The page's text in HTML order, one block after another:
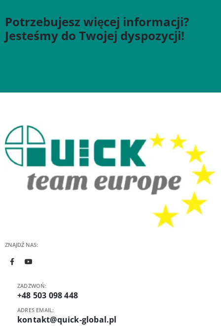
Potrzebujesz więcej informacji?
Jesteśmy do Twojej dyspozycji!
ZNAJDŹ NAS:
ZADZWOŃ:
+48 503 098 448
ADRES EMAIL:
kontakt@quick-global.pl